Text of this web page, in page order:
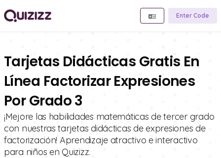
Enter Code
Tarjetas Didácticas Gratis En
Línea Factorizar Expresiones
Por Grado 3
¡Mejore las habilidades matemáticas de tercer grado
con nuestras tarjetas didácticas de expresiones de
factorización! Aprendizaje atractivo e interactivo
para niños en Quizizz.